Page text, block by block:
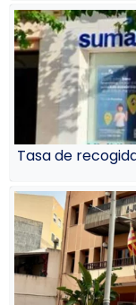
Tasa de